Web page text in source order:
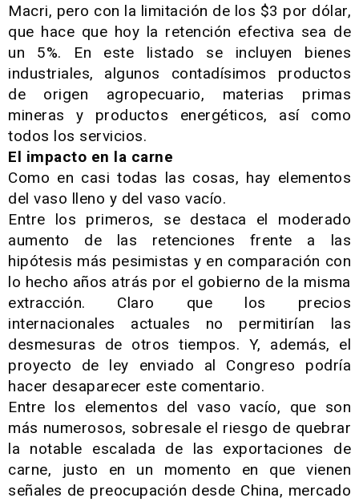
Macri, pero con la limitación de los $3 por dólar,
que hace que hoy la retención efectiva sea de
un 5%. En este listado se incluyen bienes
industriales, algunos contadísimos productos
de origen agropecuario, materias primas
mineras y productos energéticos, así como
todos los servicios.
El impacto en la carne
Como en casi todas las cosas, hay elementos
del vaso lleno y del vaso vacío.
Entre los primeros, se destaca el moderado
aumento de las retenciones frente a las
hipótesis más pesimistas y en comparación con
lo hecho años atrás por el gobierno de la misma
extracción. Claro que los precios
internacionales actuales no permitirían las
desmesuras de otros tiempos. Y, además, el
proyecto de ley enviado al Congreso podría
hacer desaparecer este comentario.
Entre los elementos del vaso vacío, que son
más numerosos, sobresale el riesgo de quebrar
la notable escalada de las exportaciones de
carne, justo en un momento en que vienen
señales de preocupación desde China, mercado